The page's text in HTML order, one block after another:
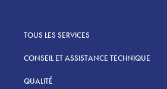
TOUS LES SERVICES
CONSEIL ET ASSISTANCE TECHNIQUE
QUALITÉ